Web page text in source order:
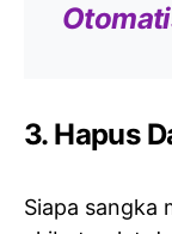
3. Hapus
Siapa sangka